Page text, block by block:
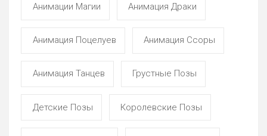
Анимации Магии Анимация Драки
Анимация Поцелуев Анимация Ссоры
Анимация Танцев Грустные Позы
Детские Позы Королевские Позы